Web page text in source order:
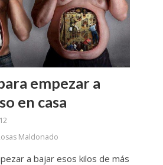
empezar a
en casa
Maldonado
a bajar esos kilos de más